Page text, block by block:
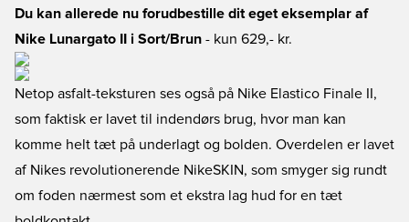
Du kan allerede nu forudbestille dit eget eksemplar af
Nike Lunargato II i Sort/Brun - kun 629,- kr.
Netop asfalt-teksturen ses også på Nike Elastico Finale II,
som faktisk er lavet til indendørs brug, hvor man kan
komme helt tæt på underlagt og bolden. Overdelen er lavet
af Nikes revolutionerende NikeSKIN, som smyger sig rundt
om foden nærmest som et ekstra lag hud for en tæt